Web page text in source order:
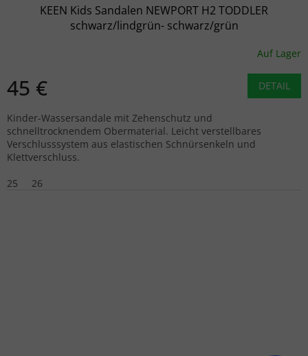
KEEN Kids Sandalen NEWPORT H2 TODDLER
schwarz/lindgrün- schwarz/grün
Auf Lager
45 € DETAIL
Kinder-Wassersandale mit Zehenschutz und
schnelltrocknendem Obermaterial. Leicht verstellbares
Verschlusssystem aus elastischen Schnürsenkeln und
Klettverschluss.
25
26